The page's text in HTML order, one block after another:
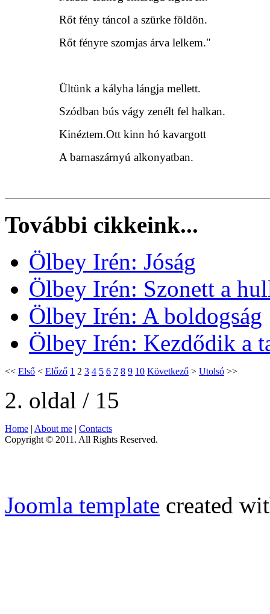
Rőt fény táncol a szürke földön.
Rőt fényre szomjas árva lelkem."
Ültünk a kályha lángja mellett.
Szódban bús vágy zenélt fel halkan.
Kinéztem.Ott kinn hó kavargott
A barnaszárnyú alkonyatban.
További cikkeink...
Ölbey Irén: Jóság
Ölbey Irén: Szonett a
Ölbey Irén: A boldogság
Ölbey Irén: Kezdődik a
<< Első < Előző 1 2 3 4 5 6 7 8 9 10 Következő > Utolsó >>
2. oldal / 15
Home | About me | Contacts
Copyright © 2011. All Rights Reserved.
Joomla template created